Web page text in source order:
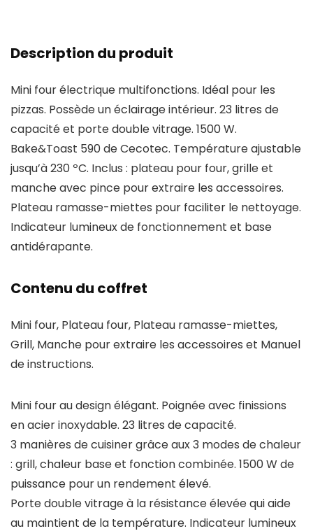
Description du produit
Mini four électrique multifonctions. Idéal pour les
pizzas. Possède un éclairage intérieur. 23 litres de
capacité et porte double vitrage. 1500 W.
Bake&Toast 590 de Cecotec. Température ajustable
jusqu’à 230 ºC. Inclus : plateau pour four, grille et
manche avec pince pour extraire les accessoires.
Plateau ramasse-miettes pour faciliter le nettoyage.
Indicateur lumineux de fonctionnement et base
antidérapante.
Contenu du coffret
Mini four, Plateau four, Plateau ramasse-miettes,
Grill, Manche pour extraire les accessoires et Manuel
de instructions.
Mini four au design élégant. Poignée avec finissions
en acier inoxydable. 23 litres de capacité.
3 manières de cuisiner grâce aux 3 modes de chaleur
: grill, chaleur base et fonction combinée. 1500 W de
puissance pour un rendement élevé.
Porte double vitrage à la résistance élevée qui aide
au maintient de la température. Indicateur lumineux